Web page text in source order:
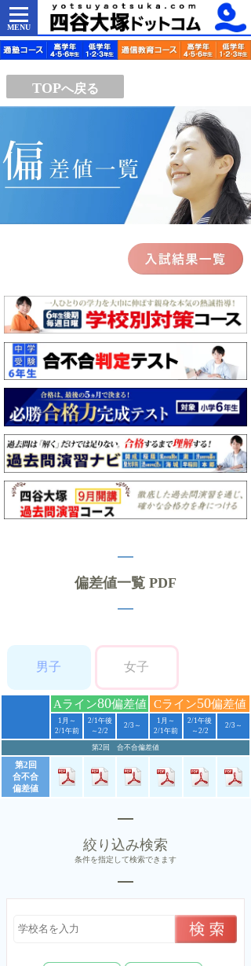
MENU
TOPへ戻る
偏差値一覧 PDF
男子 女子
Aライン80偏差値 Cライン50偏差値
1月～
2/1午前
2/1午後
～2/2
2/3～
1月～
2/1午前
2/1午後
～2/2
2/3～
第2回 合不合偏差値
第2回
合不合
偏差値
絞り込み検索
条件を指定して検索できます